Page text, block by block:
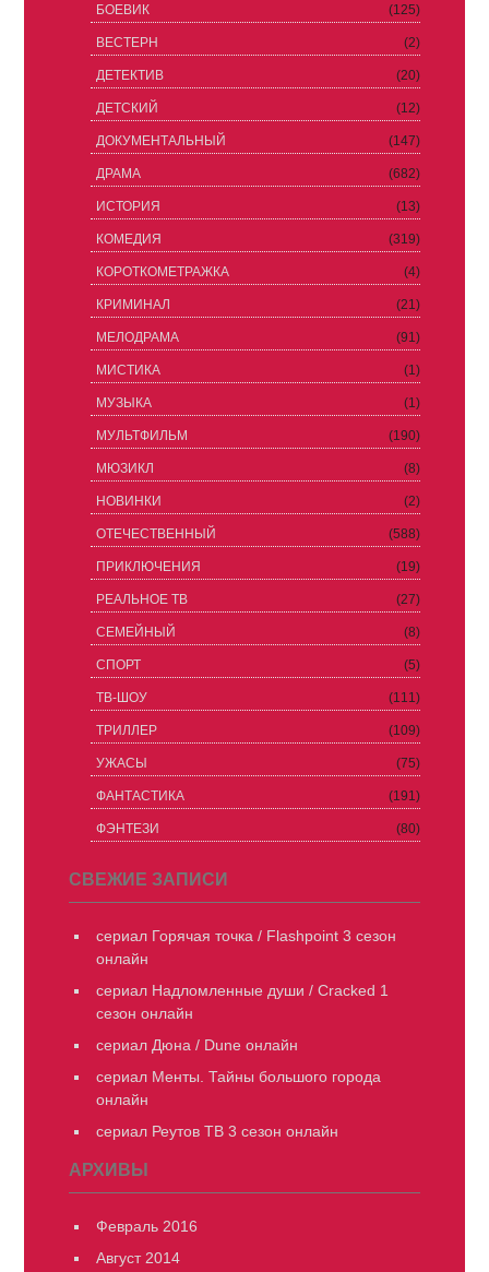
БОЕВИК (125)
ВЕСТЕРН (2)
ДЕТЕКТИВ (20)
ДЕТСКИЙ (12)
ДОКУМЕНТАЛЬНЫЙ (147)
ДРАМА (682)
ИСТОРИЯ (13)
КОМЕДИЯ (319)
КОРОТКОМЕТРАЖКА (4)
КРИМИНАЛ (21)
МЕЛОДРАМА (91)
МИСТИКА (1)
МУЗЫКА (1)
МУЛЬТФИЛЬМ (190)
МЮЗИКЛ (8)
НОВИНКИ (2)
ОТЕЧЕСТВЕННЫЙ (588)
ПРИКЛЮЧЕНИЯ (19)
РЕАЛЬНОЕ ТВ (27)
СЕМЕЙНЫЙ (8)
СПОРТ (5)
ТВ-ШОУ (111)
ТРИЛЛЕР (109)
УЖАСЫ (75)
ФАНТАСТИКА (191)
ФЭНТЕЗИ (80)
СВЕЖИЕ ЗАПИСИ
сериал Горячая точка / Flashpoint 3 сезон
онлайн
сериал Надломленные души / Cracked 1
сезон онлайн
сериал Дюна / Dune онлайн
сериал Менты. Тайны большого города
онлайн
сериал Реутов ТВ 3 сезон онлайн
АРХИВЫ
Февраль 2016
Август 2014